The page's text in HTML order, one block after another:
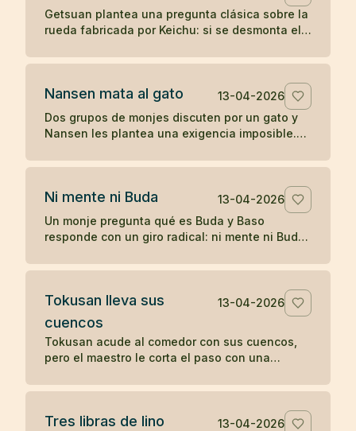
Getsuan plantea una pregunta clásica sobre la
rueda fabricada por Keichu: si se desmonta el
forma, función y vacío.
Nansen mata al gato
13-04-2026
Dos grupos de monjes discuten por un gato y
Nansen les plantea una exigencia imposible.
más tarde Joshu contesta sin palabras.
Ni mente ni Buda
13-04-2026
Un monje pregunta qué es Buda y Baso
responde con un giro radical: ni mente ni Buda.
formulación.
Tokusan lleva sus
cuencos
13-04-2026
Tokusan acude al comedor con sus cuencos,
pero el maestro le corta el paso con una
comprensión. Un koan sobre atención y
Tres libras de lino
13-04-2026